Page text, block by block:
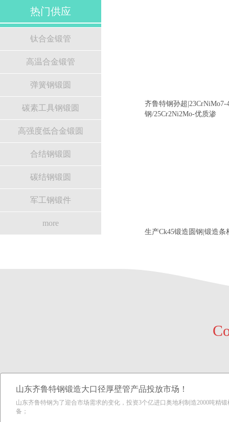
美国ABS、俄罗斯RS、英国劳氏LR、德国劳氏GL船级社认证，及中国
质量体系的认证。为了在新一轮竞争和发展中赢得先机，齐鲁特钢投资
口奥地利2000吨精锻机，公司产品向大型限动芯棒、无磁石油钻杆钻铤
口径厚壁管及矿山扶正器锻件等特钢行业高、精、尖方向发展！期待与
的合作与发展！
热门供应
钛合金锻管
高温合金锻管
弹簧钢锻圆
碳素工具钢锻圆
高强度低合金锻圆
合结钢锻圆
碳结钢锻圆
军工钢锻件
more
齐鲁特钢孙超|23CrNiMo7-
钢/25Cr2Ni2Mo-优质渗
生产Ck45锻造圆钢|锻造条
山东齐鲁特钢锻造大口径厚壁管产品投放市场！
山东齐鲁特钢为了迎合市场需求的变化，投资3个亿进口奥地利制造2000吨精
备；